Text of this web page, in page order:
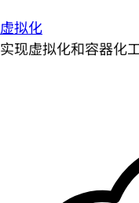
虚拟化
实现虚拟化和容器化